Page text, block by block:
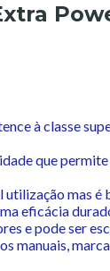
à classe
que
utilização mas é
eficácia
e pode ser
manuais,